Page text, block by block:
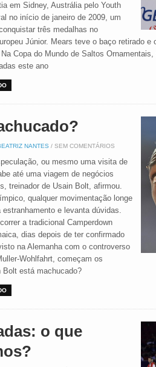
em Sidney, Austrália pelo Youth
no início de janeiro de 2009, um
três medalhas no
Júnior. Mears teve o baço retirado
Copa do Mundo de Saltos
este ano
NANTES / SEM COMENTÁRIOS
ou mesmo uma visita de
até uma viagem de negócios
treinador de Usain Bolt, afirmou.
qualquer movimentação longe
estranhamento e levanta dúvidas.
a tradicional Camperdown
dias depois de ter confirmado
na Alemanha com o controverso
Wohlfahrt, começam os
Bolt está machucado?
o que